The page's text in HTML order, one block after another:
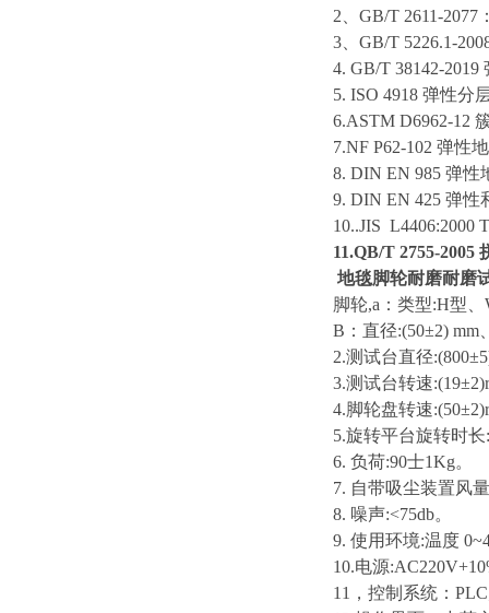
2
GB/T 2611-2077
3
GB/T 5226.1-
4. GB/T 38142-2019
5. ISO 4918 弹性分
6.ASTM D6962-12
7.NF P62-102 弹性
8. DIN EN 985 弹性
9. DIN EN 425 弹性
10..JIS L4406:2000
11.QB/T 2755-2005
地毯脚轮耐磨耐磨
脚轮,a ： 类型:H型、
B ： 直径:(50±2) mm
2.测试台直径:(800±
3.测试台转速:(19±
4.脚轮盘转速:(50±2
5.旋转平台旋转时长
6. 负荷:90士1Kg。
7. 自带吸尘装置风量
8. 噪声:<75db。
9. 使用环境:温度
10.电源
11 ，控制系统：